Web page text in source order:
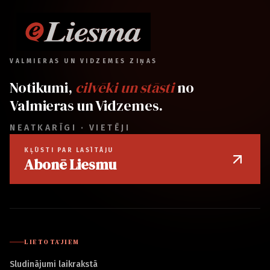
VALMIERAS UN VIDZEMES ZIŅAS
Notikumi, cilvēki un stāstino
Valmieras un Vidzemes.
NEATKARĪGI · VIETĒJI
KĻŪSTI PAR LASĪTĀJU
Abonē Liesmu
LIETOTĀJIEM
Sludinājumi laikrakstā